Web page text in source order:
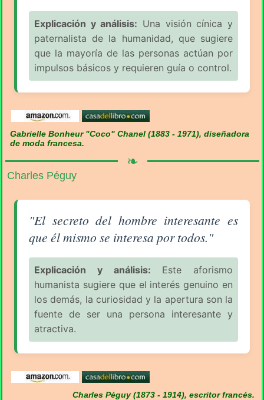
Explicación y análisis: Una visión cínica y
paternalista de la humanidad, que sugiere
que la mayoría de las personas actúan por
impulsos básicos y requieren guía o control.
Gabrielle Bonheur "Coco" Chanel (1883 - 1971), diseñadora
de moda francesa.
❧
Charles Péguy
Aforismo sobre el Hombre (pág. 2/7) - Charles
"El secreto del hombre interesante es
que él mismo se interesa por todos."
Explicación y análisis: Este aforismo
humanista sugiere que el interés genuino en
los demás, la curiosidad y la apertura son la
fuente de ser una persona interesante y
atractiva.
Charles Péguy (1873 - 1914), escritor francés.